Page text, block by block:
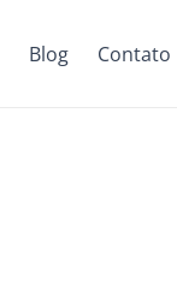
Blog Contato